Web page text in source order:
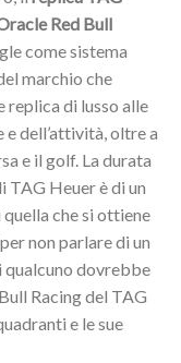
Red Bull
come sistema
marchio che
replica di lusso alle
dell’attività, oltre a
e il golf. La durata
Heuer è di un
quella che si ottiene
non parlare di un
qualcuno dovrebbe
Racing del TAG
e le sue